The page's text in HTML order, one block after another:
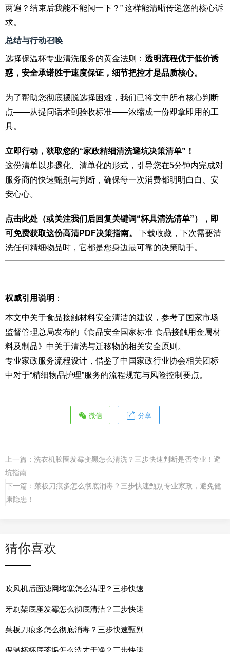
两遍？结束后我能不能闻一下？” 这样能清晰传递您的核心诉
求。
总结与行动召唤
选择保温杯专业清洗服务的黄金法则： 透明流程优于低价诱
惑，安全承诺胜于速度保证，细节把控才是品质核心。
为了帮助您彻底摆脱选择困难，我们已将文中所有核心判断
点——从提问话术到验收标准——浓缩成一份即拿即用的工
具。
立即行动，获取您的“家政精细清洗避坑决策清单”！
这份清单以步骤化、清单化的形式，引导您在5分钟内完成对
服务商的快速甄别与判断，确保每一次消费都明明白白、安
安心心。
点击此处（或关注我们后回复关键词“杯具清洗清单”），即
可免费获取这份高清PDF决策指南。
下载收藏，下次需要清
洗任何精细物品时，它都是您身边最可靠的决策助手。
权威引用说明 ：
本文中关于食品接触材料安全清洁的建议，参考了国家市场
监督管理总局发布的《食品安全国家标准 食品接触用金属材
料及制品》中关于清洗与迁移物的相关安全原则。
专业家政服务流程设计，借鉴了中国家政行业协会相关团标
中对于“精细物品护理”服务的流程规范与风险控制要点。
微信 分享
上一篇： 洗衣机胶圈发霉变黑怎么清洗？三步快速判断是否专业！避
坑指南
下一篇： 菜板刀痕多怎么彻底消毒？三步快速甄别专业家政，避免健
康隐患！
猜你喜欢
吹风机后面滤网堵塞怎么清理？三步快速
牙刷架底座发霉怎么彻底清洁？三步快速
菜板刀痕多怎么彻底消毒？三步快速甄别
保温杯杯底茶垢怎么洗才干净？三步快速